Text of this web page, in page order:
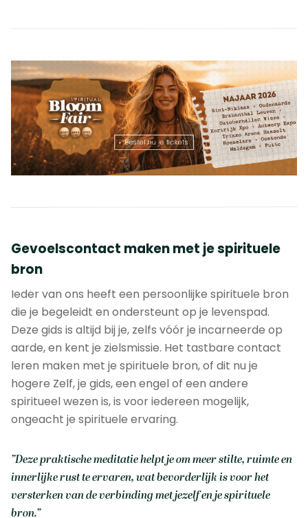
Gevoelscontact maken met je spirituele
bron
Ieder van ons heeft een persoonlijke spirituele bron
die je begeleidt en ondersteunt op je levenspad.
Deze gids is altijd bij je, zelfs vóór je incarneerde op
aarde, en kent je zielsmissie. Het tastbare contact
leren maken met je spirituele bron, of dit nu je
hogere Zelf, je gids, een engel of een andere
spiritueel wezen is, is voor iedereen mogelijk,
ongeacht je spirituele ervaring.
”Deze praktische meditatie helpt je om meer stilte, ruimte en
innerlijke rust te ervaren, wat bevorderlijk is voor het
versterken van de verbinding met jezelf en je spirituele
bron.”